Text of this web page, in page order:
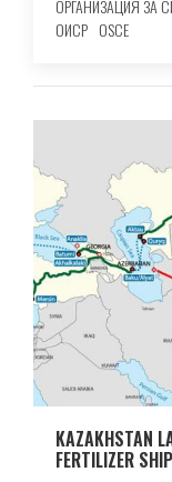
ОРГАНИЗАЦИЯ ЗА
ОИСР OSCE
KAZAKHSTAN
FERTILIZER